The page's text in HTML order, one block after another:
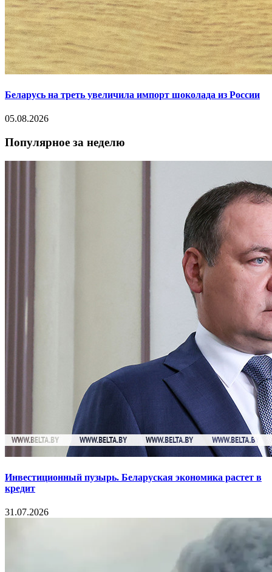
Беларусь на треть увеличила импорт шоколада из России
05.08.2026
Популярное за неделю
Инвестиционный пузырь. Беларуская экономика растет в
кредит
31.07.2026